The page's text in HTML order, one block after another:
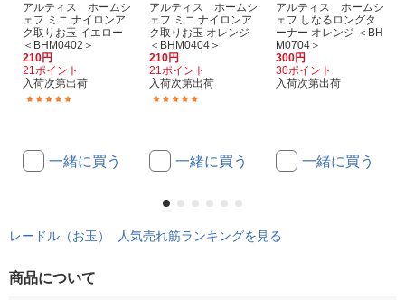
アルティス ホームシ
ェフ ミニ ナイロンア
ク取りお玉 イエロー
＜BHM0402＞
210円
21ポイント
入荷次第出荷
一緒に買う
アルティス ホームシ
ェフ ミニ ナイロンア
ク取りお玉 オレンジ
＜BHM0404＞
210円
21ポイント
入荷次第出荷
一緒に買う
アルティス ホームシ
ェフ しなるロングタ
ーナー オレンジ ＜BH
M0704＞
300円
30ポイント
入荷次第出荷
一緒に買う
レードル（お玉） 人気売れ筋ランキングを見る
商品について